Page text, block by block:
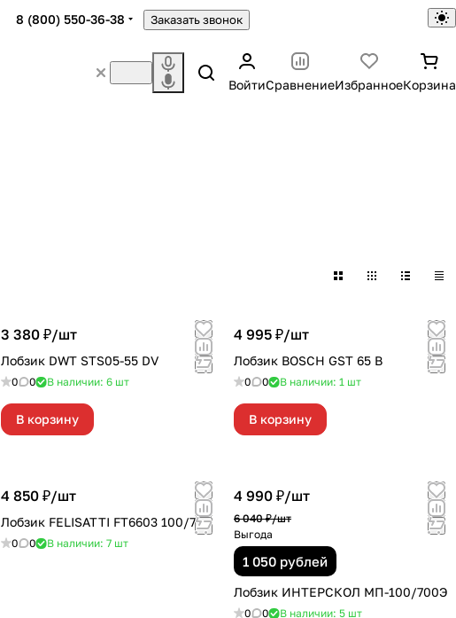
8 (800) 550-36-38 Заказать звонок
ВойтиСравнениеИзбранноеКорзина
3 380 ₽/шт
Лобзик DWT STS05-55 DV
0 0 В наличии: 6 шт
В корзину
4 995 ₽/шт
Лобзик BOSCH GST 65 B
0 0 В наличии: 1 шт
В корзину
4 850 ₽/шт
Лобзик FELISATTI FT6603 100/710
0 0 В наличии: 7 шт
4 990 ₽/шт
6 040 ₽/шт
Выгода
1 050 рублей
Лобзик ИНТЕРСКОЛ МП-100/700Э
0 0 В наличии: 5 шт